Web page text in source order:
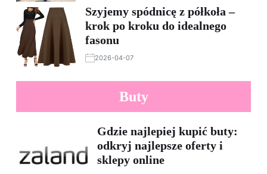
Szyjemy spódnicę z półkoła –
krok po kroku do idealnego
fasonu
2026-04-07
Buty
Gdzie najlepiej kupić buty:
odkryj najlepsze oferty i
sklepy online